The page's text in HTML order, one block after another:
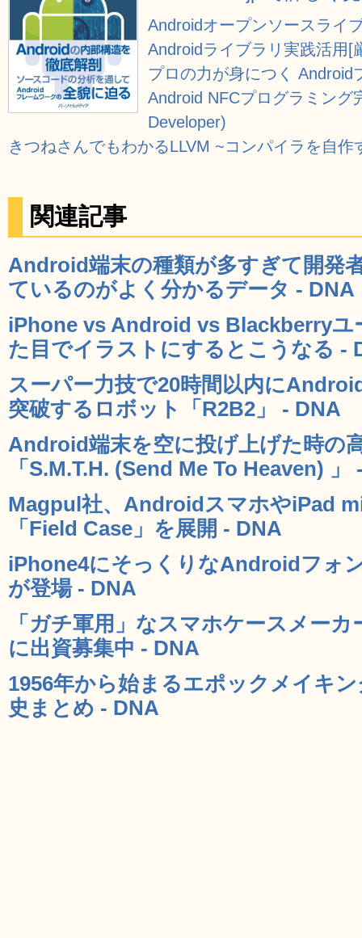
Androidオープンソースライ
Androidライブラリ実践活用[
プロの力が身につく Android
Android NFCプログラミング
Developer)
きつねさんでもわかるLLVM ~コンパイラを自
関連記事
Android端末の種類が多すぎて開発
ているのがよく分かるデータ - DNA
iPhone vs Android vs Blackberryユ
た目でイラストにするとこうなる -
スーパー力技で20時間以内に
突破するロボット「R2B2」 - DNA
Android端末を空に投げ上げた時の
「S.M.T.H. (Send Me To Heaven) 」
Magpul社、AndroidスマホやiPad
「Field Case」を展開 - DNA
iPhone4にそっくりなAndroidフォ
が登場 - DNA
「ガチ軍用」なスマホケースメー
に出資募集中 - DNA
1956年から始まるエポックメイキ
史まとめ - DNA